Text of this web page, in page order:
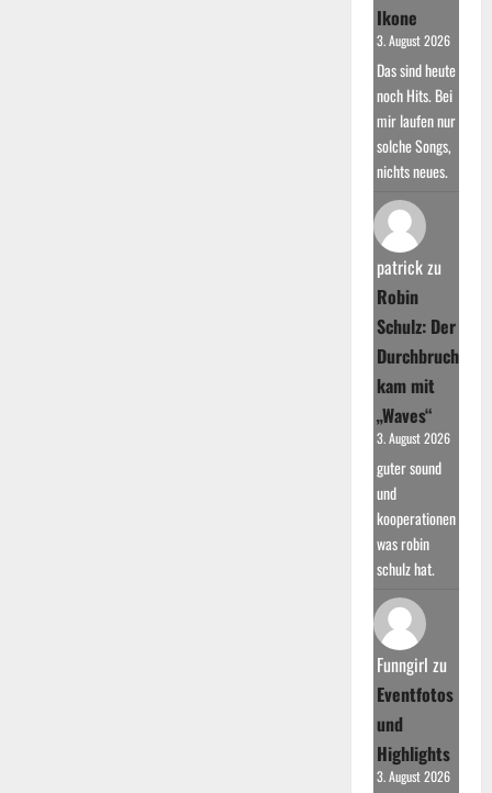
Ikone
3. August 2026
Das sind heute
noch Hits. Bei
mir laufen nur
solche Songs,
nichts neues.
patrickzu
Robin
Schulz: Der
Durchbruch
kam mit
„Waves“
3. August 2026
guter sound
und
kooperationen
was robin
schulz hat.
Funngirl zu
Eventfotos
und
Highlights
3. August 2026